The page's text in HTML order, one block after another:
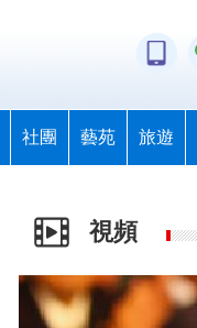
社團 藝苑 旅遊
視頻